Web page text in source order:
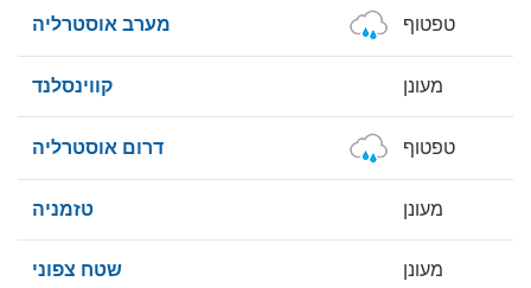
מערב אוסטרליה טפטוף
קווינסלנד מעונן
דרום אוסטרליה טפטוף
טזמניה מעונן
שטח צפוני מעונן